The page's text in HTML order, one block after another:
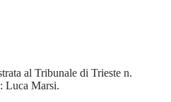
al Tribunale di Trieste n.
Luca Marsi.